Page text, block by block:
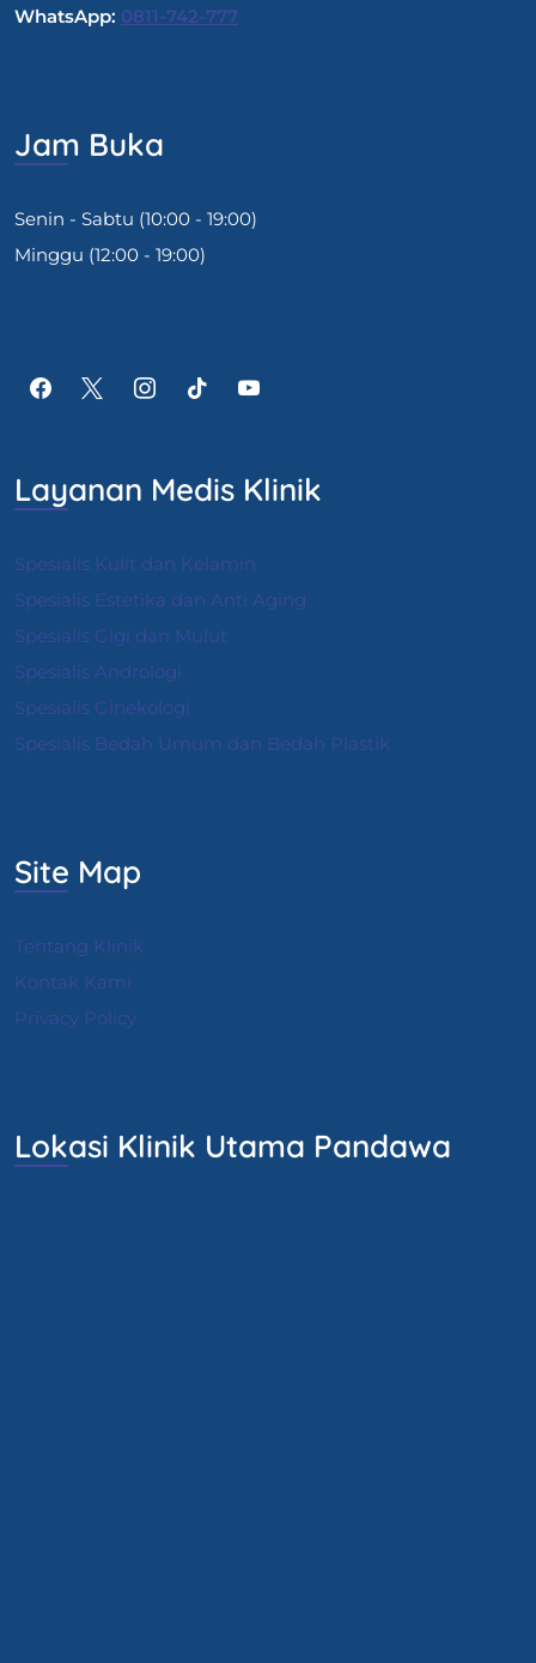
WhatsApp: 0811-742-777
Jam Buka
Senin - Sabtu (10:00 - 19:00)
Minggu (12:00 - 19:00)
Layanan Medis Klinik
Spesialis Kulit dan Kelamin
Spesialis Estetika dan Anti Aging
Spesialis Gigi dan Mulut
Spesialis Andrologi
Spesialis Ginekologi
Spesialis Bedah Umum dan Bedah Plastik
Site Map
Tentang Klinik
Kontak Kami
Privacy Policy
Lokasi Klinik Utama Pandawa